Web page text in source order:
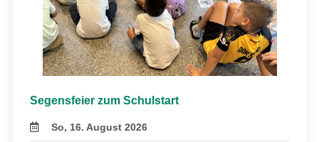
Segensfeier zum Schulstart
So, 16. August 2026